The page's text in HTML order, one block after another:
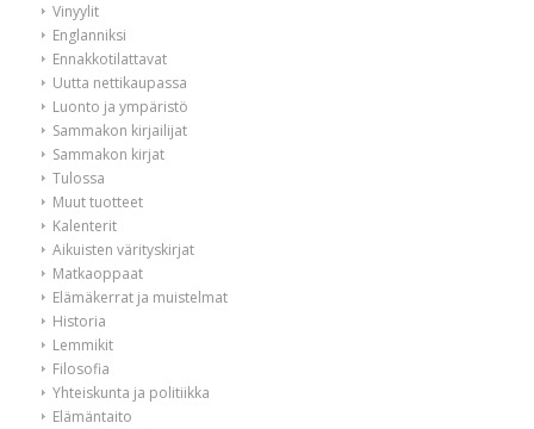
Vinyylit
Englanniksi
Ennakkotilattavat
Uutta nettikaupassa
Luonto ja ympäristö
Sammakon kirjailijat
Sammakon kirjat
Tulossa
Muut tuotteet
Kalenterit
Aikuisten värityskirjat
Matkaoppaat
Elämäkerrat ja muistelmat
Historia
Lemmikit
Filosofia
Yhteiskunta ja politiikka
Elämäntaito